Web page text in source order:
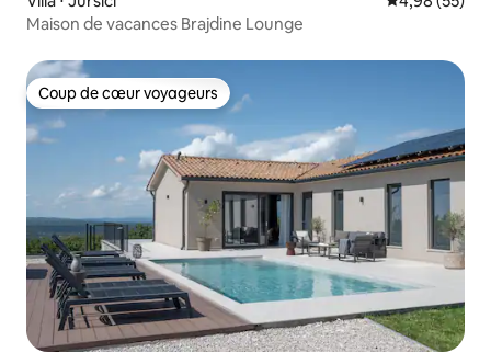
Maison de vacances Brajdine Lounge
Coup de cœur voyageurs
Coup de cœur voyageurs